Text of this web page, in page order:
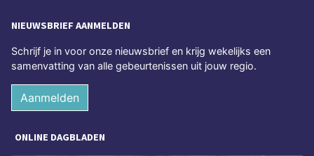
NIEUWSBRIEF AANMELDEN
Schrijf je in voor onze nieuwsbrief en krijg wekelijks een
samenvatting van alle gebeurtenissen uit jouw regio.
Aanmelden
ONLINE DAGBLADEN